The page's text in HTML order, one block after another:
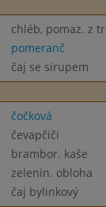
chléb, pomaz. z
pomeranč
čaj se sirupem
čočková
čevapčiči
brambor. kaše
zelenin. obloha
čaj bylinkový